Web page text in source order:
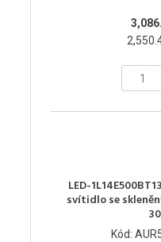
LED-
svítidlo se
Kód: